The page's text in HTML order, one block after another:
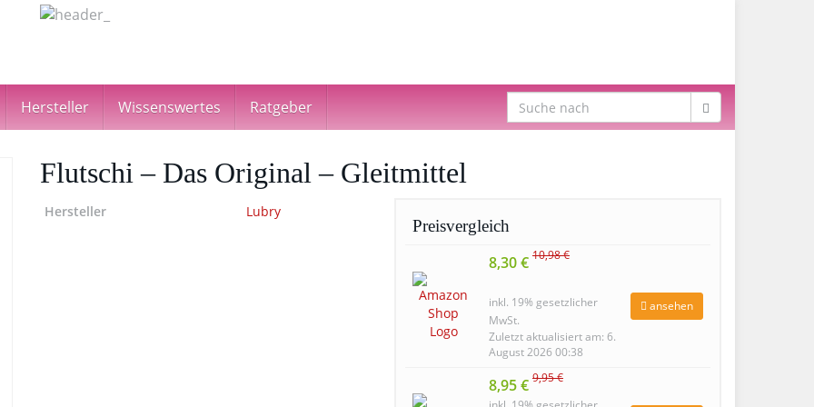
Hersteller Wissenswertes Ratgeber
Flutschi – Das Original – Gleitmittel
Preisvergleich
8,30 € 10,98 €
inkl. 19% gesetzlicher
MwSt.
Zuletzt aktualisiert am: 6.
August 2026 00:38
ansehen
8,95 € 9,95 €
Hersteller Lubry